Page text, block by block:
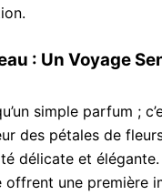
: Un Voyage
simple parfum ;
des pétales de
délicate et
une première